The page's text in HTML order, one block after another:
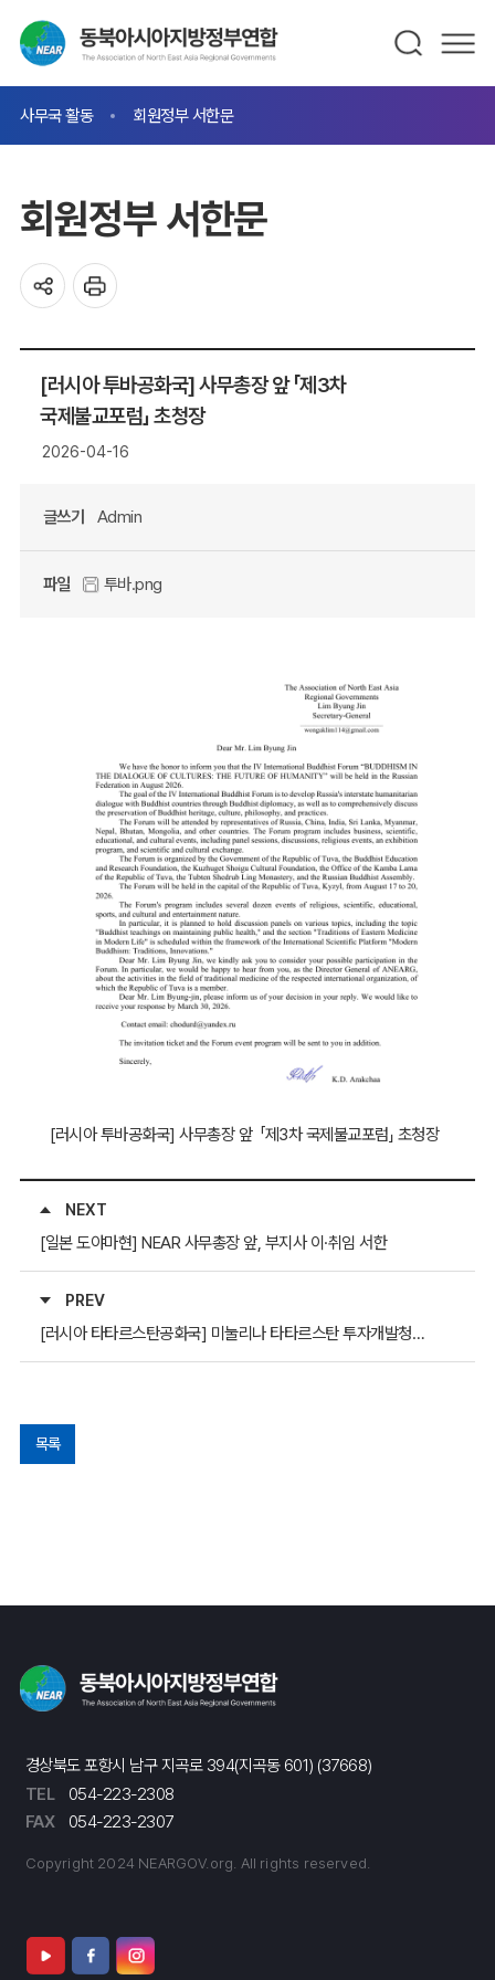
사무국 활동 회원정부 서한문
회원정부 서한문
[러시아 투바공화국] 사무총장 앞 「제3차
국제불교포럼」 초청장
2026-04-16
글쓰기 Admin
파일 투바.png
[러시아 투바공화국] 사무총장 앞 「제3차 국제불교포럼」 초청장
NEXT
[일본 도야마현] NEAR 사무총장 앞, 부지사 이·취임 서한
PREV
[러시아 타타르스탄공화국] 미눌리나 타타르스탄 투자개발청장, 사무총장 앞 「 SPROUTS 중-러 비즈니스 포럼」 초청장
목록
경상북도 포항시 남구 지곡로 394(지곡동 601) (37668)
TEL
054-223-2308
FAX
054-223-2307
Copyright 2024 NEARGOV.org. All rights reserved.